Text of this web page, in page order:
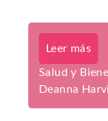
Leer más
Salud y
Deanna